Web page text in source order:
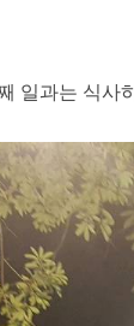
늘
녁
은
일과는 식사